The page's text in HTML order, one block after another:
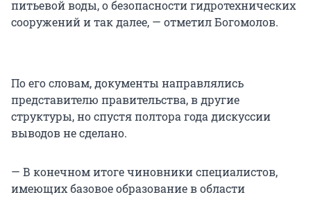
питьевой воды, о безопасности гидротехнических
сооружений и так далее, — отметил Богомолов.
По его словам, документы направлялись
представителю правительства, в другие
структуры, но спустя полтора года дискуссии
выводов не сделано.
— В конечном итоге чиновники специалистов,
имеющих базовое образование в области